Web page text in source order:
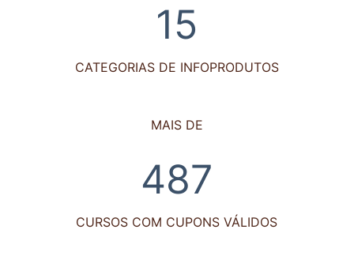
15
CATEGORIAS DE INFOPRODUTOS
MAIS DE
487
CURSOS COM CUPONS VÁLIDOS